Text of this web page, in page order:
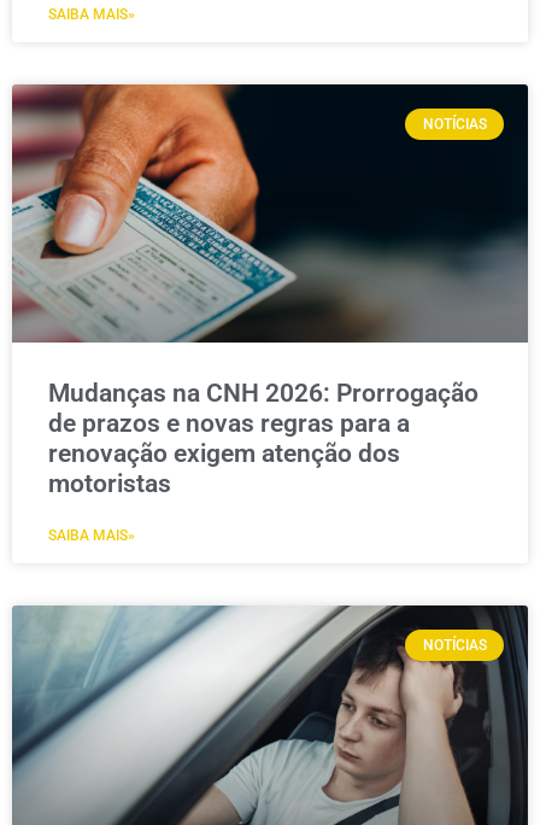
SAIBA MAIS»
NOTÍCIAS
Mudanças na CNH 2026: Prorrogação
de prazos e novas regras para a
renovação exigem atenção dos
motoristas
SAIBA MAIS»
NOTÍCIAS